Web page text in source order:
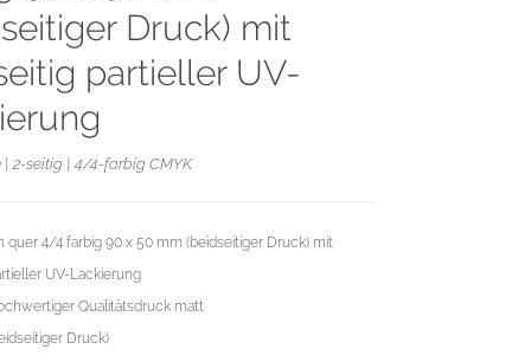
Druck) mit
partieller UV-
| 2-seitig | 4/4-farbig CMYK
quer 4/4 farbig 90 x 50 mm (beidseitiger Druck) mit
UV-Lackierung
Qualitätsdruck matt
Druck)